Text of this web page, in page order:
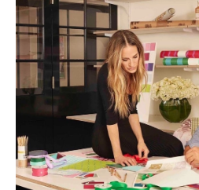
Kert és terasz